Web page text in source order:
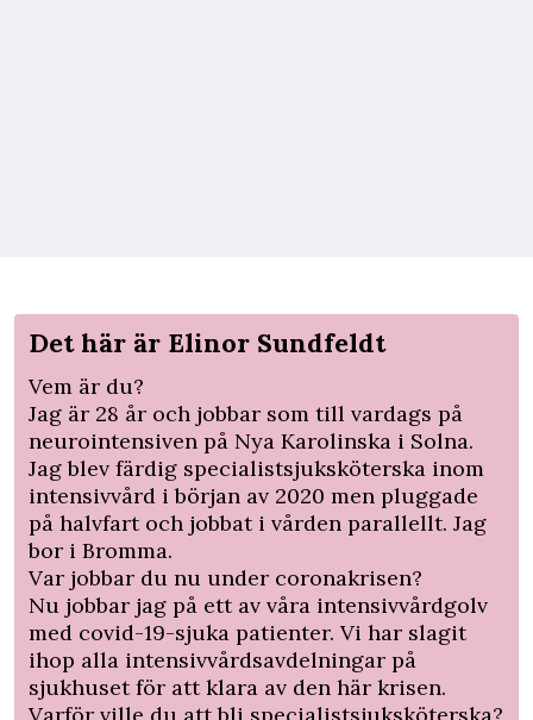
Det här är Elinor Sundfeldt
Vem är du?
Jag är 28 år och jobbar som till vardags på
neurointensiven på Nya Karolinska i Solna.
Jag blev färdig specialistsjuksköterska inom
intensivvård i början av 2020 men pluggade
på halvfart och jobbat i vården parallellt. Jag
bor i Bromma.
Var jobbar du nu under coronakrisen?
Nu jobbar jag på ett av våra intensivvårdgolv
med covid-19-sjuka patienter. Vi har slagit
ihop alla intensivvårdsavdelningar på
sjukhuset för att klara av den här krisen.